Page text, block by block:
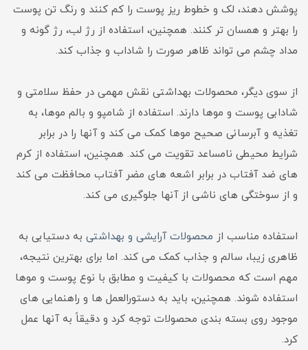
پوشش دهند، لک و خطوط ریز پوست را کم کنند و رنگ تن پوست
را بهتر و همسان تر کنند. همچنین، استفاده از رژ لب، رژ گونه و
مداد چشم می تواند ظاهر صورت را شاداب و جذاب کند.
از سوی دیگر، محصولات بهداشتی نقش مهمی در حفظ سلامتی و
شادابی پوست و موها دارند. استفاده از شامپو و بالم موها، به
تغذیه و آبرسانی صحیح موها کمک می کند و آنها را در برابر
شرایط محیطی نامساعد تقویت می کند. همچنین، استفاده از کرم
های ضد آفتاب در برابر اشعه های مضر آفتاب محافظت می کند
و از سوختگی های ناشی از آنها جلوگیری می کند.
استفاده مناسب از محصولات آرایشی و بهداشتی به دستیابی به
ظاهری زیبا، سالم و جذاب کمک می کند. اما برای بهترین نتیجه،
مهم است که محصولات با کیفیت و مطابق با نوع پوست و موها
استفاده شوند. همچنین، باید به دستورالعمل ها و راهنمایی های
موجود روی بسته بندی محصولات توجه کرد و دقیقاً به آنها عمل
کرد.